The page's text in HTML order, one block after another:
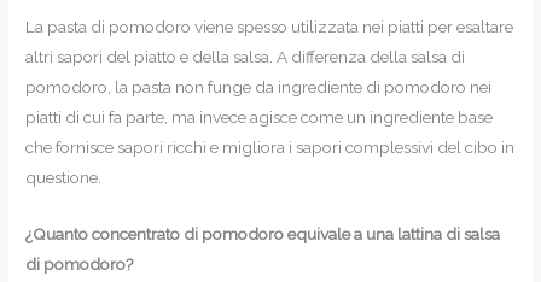
La pasta di pomodoro viene spesso utilizzata nei piatti per esaltare
altri sapori del piatto e della salsa. A differenza della salsa di
pomodoro, la pasta non funge da ingrediente di pomodoro nei
piatti di cui fa parte, ma invece agisce come un ingrediente base
che fornisce sapori ricchi e migliora i sapori complessivi del cibo in
questione.
¿Quanto concentrato di pomodoro equivale a una lattina di salsa
di pomodoro?